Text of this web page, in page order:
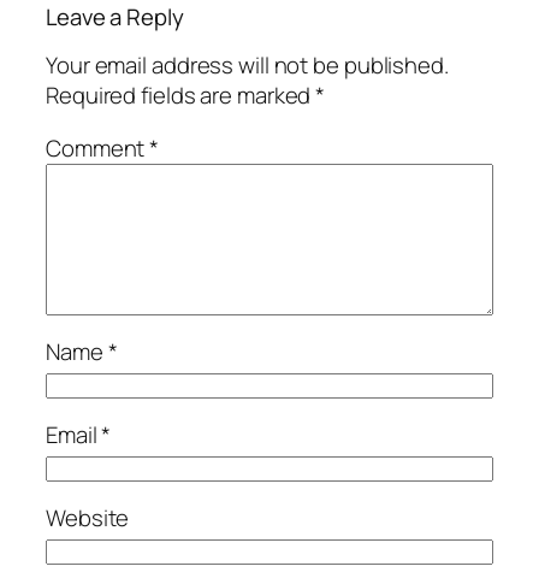
Leave a Reply
Your email address will not be published.
Required fields are marked*
Comment*
Name*
Email*
Website